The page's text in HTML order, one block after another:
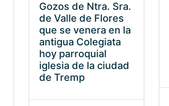
Gozos de Ntra. Sra.
de Valle de Flores
que se venera en la
antigua Colegiata
hoy parroquial
iglesia de la ciudad
de Tremp